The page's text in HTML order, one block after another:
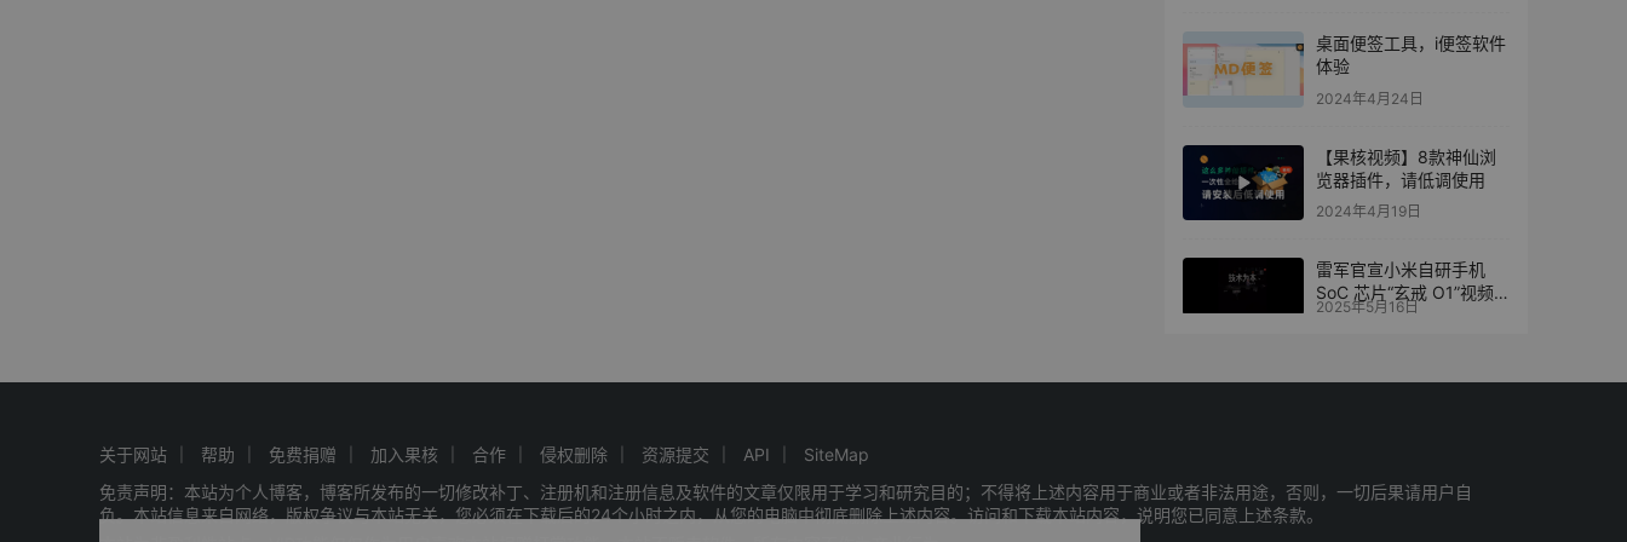
桌面便签工具，i便签软件
体验
2024年4月24日
【果核视频】8款神仙浏
览器插件，请低调使用
2024年4月19日
雷军官宣小米自研手机
SoC 芯片“玄戒 O1”视频
曝光
2025年5月16日
关于网站 帮助 免费捐赠 加入果核 合作 侵权删除 资源提交 API
SiteMap
免责声明：本站为个人博客，博客所发布的一切修改补丁、注册机和注册信息及软件的文章仅限用于学习和研究目的；不得将上述内容用于商业或者非法用途，否则，一切后果请用户自
负。本站信息来自网络，版权争议与本站无关，您必须在下载后的24个小时之内，从您的电脑中彻底删除上述内容。访问和下载本站内容，说明您已同意上述条款。